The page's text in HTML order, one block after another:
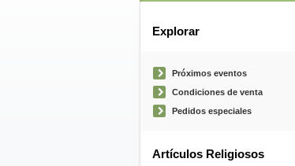
Explorar
Próximos eventos
Condiciones de venta
Pedidos especiales
Artículos Religiosos